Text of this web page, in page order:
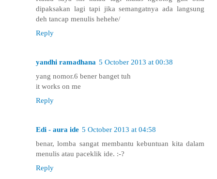
dipaksakan lagi tapi jika semangatnya ada langsung
deh tancap menulis hehehe/
Reply
yandhi ramadhana 5 October 2013 at 00:38
yang nomor.6 bener banget tuh
it works on me
Reply
Edi - aura ide 5 October 2013 at 04:58
benar, lomba sangat membantu kebuntuan kita dalam
menulis atau paceklik ide. :-?
Reply